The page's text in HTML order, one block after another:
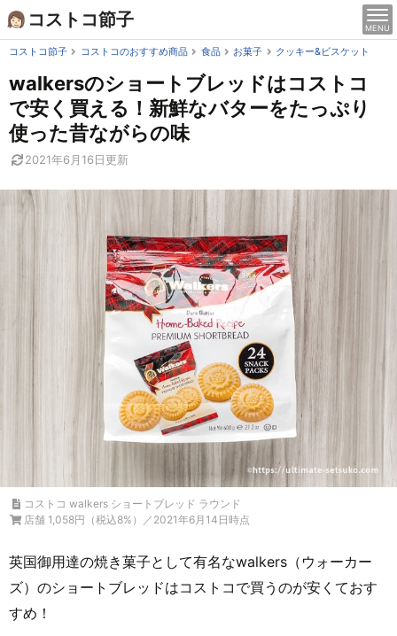
Skip
to
content
コストコ節子 MENU
コストコ節子 コストコのおすすめ商品 食品 お菓子 クッキー&ビスケット
walkersのショートブレッドはコストコ
で安く買える！新鮮なバターをたっぷり
使った昔ながらの味
2021年6月16日更新
コストコ walkers ショートブレッド ラウンド
店舗 1,058円（税込8%）／2021年6月14日時点
英国御用達の焼き菓子として有名なwalkers（ウォーカー
ズ）のショートブレッドはコストコで買うのが安くておす
すめ！